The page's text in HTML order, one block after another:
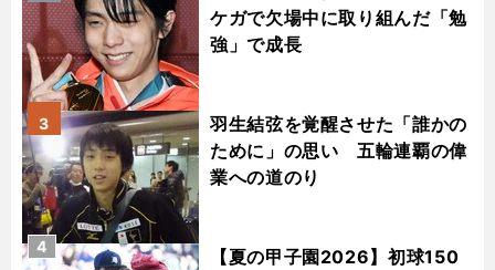
ケガで欠場中に取り組んだ「勉
強」で成長
羽生結弦を覚醒させた「誰かの
ために」の思い 五輪連覇の偉
業への道のり
3
【夏の甲子園2026】初球150
4